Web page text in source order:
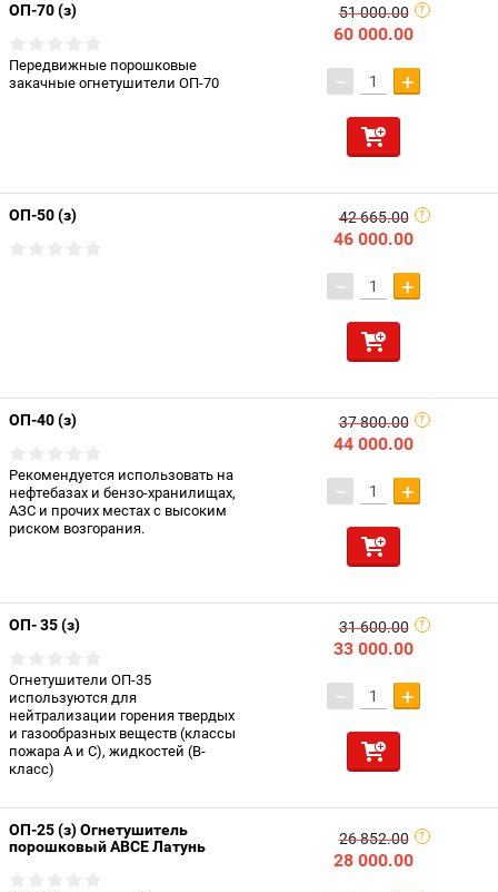
ОП-70 (з)
Передвижные порошковые
закачные огнетушители ОП-70
51 000.00
60 000.00
− +
ОП-50 (з) 42 665.00
46 000.00
− +
ОП-40 (з)
Рекомендуется использовать на
нефтебазах и бензо-хранилищах,
АЗС и прочих местах с высоким
риском возгорания.
37 800.00
44 000.00
− +
ОП- 35 (з)
Огнетушители ОП-35
используются для
нейтрализации горения твердых
и газообразных веществ (классы
пожара A и C), жидкостей (B-
класс)
31 600.00
33 000.00
− +
ОП-25 (з) Огнетушитель
порошковый АВСЕ Латунь
26 852.00
28 000.00